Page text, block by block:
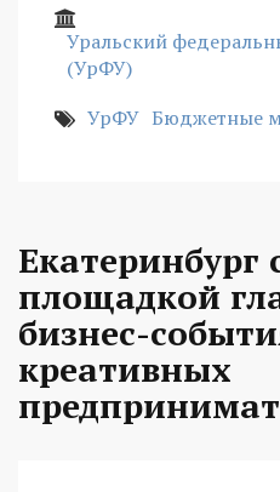
Уральский
(УрФУ)
УрФУ Бюджетные
Екатеринбург
площадкой
бизнес-
креативных